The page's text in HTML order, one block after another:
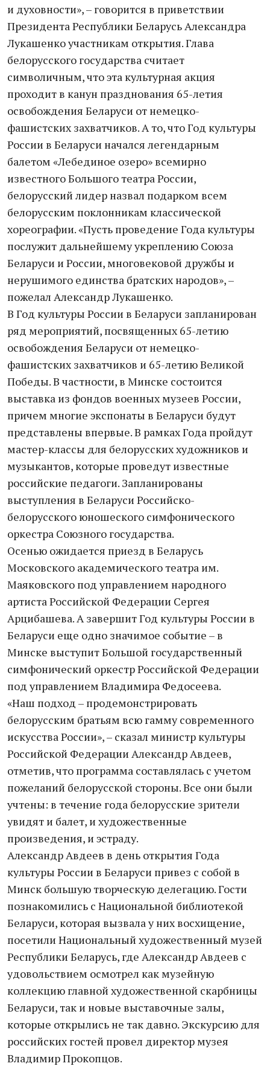
и духовности», – говорится в приветствии
Президента Республики Беларусь Александра
Лукашенко участникам открытия. Глава
белорусского государства считает
символичным, что эта культурная акция
проходит в канун празднования 65-летия
освобождения Беларуси от немецко-
фашистских захватчиков. А то, что Год культуры
России в Беларуси начался легендарным
балетом «Лебединое озеро» всемирно
известного Большого театра России,
белорусский лидер назвал подарком всем
белорусским поклонникам классической
хореографии. «Пусть проведение Года культуры
послужит дальнейшему укреплению Союза
Беларуси и России, многовековой дружбы и
нерушимого единства братских народов», –
пожелал Александр Лукашенко.
В Год культуры России в Беларуси запланирован
ряд мероприятий, посвященных 65-летию
освобождения Беларуси от немецко-
фашистских захватчиков и 65-летию Великой
Победы. В частности, в Минске состоится
выставка из фондов военных музеев России,
причем многие экспонаты в Беларуси будут
представлены впервые. В рамках Года пройдут
мастер-классы для белорусских художников и
музыкантов, которые проведут известные
российские педагоги. Запланированы
выступления в Беларуси Российско-
белорусского юношеского симфонического
оркестра Союзного государства.
Осенью ожидается приезд в Беларусь
Московского академического театра им.
Маяковского под управлением народного
артиста Российской Федерации Сергея
Арцибашева. А завершит Год культуры России в
Беларуси еще одно значимое событие – в
Минске выступит Большой государственный
симфонический оркестр Российской Федерации
под управлением Владимира Федосеева.
«Наш подход – продемонстрировать
белорусским братьям всю гамму современного
искусства России», – сказал министр культуры
Российской Федерации Александр Авдеев,
отметив, что программа составлялась с учетом
пожеланий белорусской стороны. Все они были
учтены: в течение года белорусские зрители
увидят и балет, и художественные
произведения, и эстраду.
Александр Авдеев в день открытия Года
культуры России в Беларуси привез с собой в
Минск большую творческую делегацию. Гости
познакомились с Национальной библиотекой
Беларуси, которая вызвала у них восхищение,
посетили Национальный художественный музей
Республики Беларусь, где Александр Авдеев с
удовольствием осмотрел как музейную
коллекцию главной художественной скарбницы
Беларуси, так и новые выставочные залы,
которые открылись не так давно. Экскурсию для
российских гостей провел директор музея
Владимир Прокопцов.